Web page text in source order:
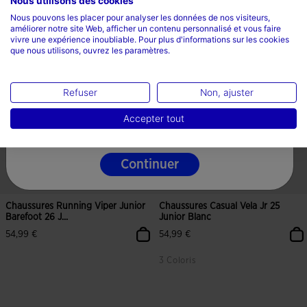
5 sur 5 Évaluation du client 3,9 sur 5 Évaluation du client
Barefoot
Barefoot
Chaussures Running Viper Junior
Barefoot 26 J...
54,99 €
Barefoot
Barefoot
Chaussures Casual Vela Jr 25
Junior Blanc
54,99 €
3 Coloris
Sélectionnez un pays et une langue
Pays
La France
Langue
Français
Continuer
Nous pouvons les placer pour analyser les données de nos visiteurs,
améliorer notre site Web, afficher un contenu personnalisé et vous faire
vivre une expérience inoubliable. Pour plus d'informations sur les cookies
que nous utilisons, ouvrez les paramètres.
Refuser Non, ajuster
Accepter tout